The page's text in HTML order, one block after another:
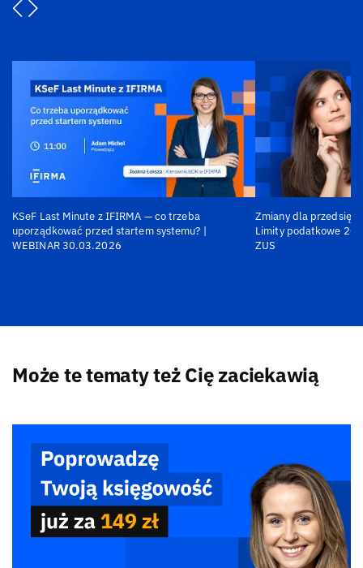
KSeF Last Minute z IFIRMA — co trzeba
uporządkować przed startem systemu? |
WEBINAR 30.03.2026
Zmiany dla
Limity podatkowe
ZUS
Może te tematy też Cię zaciekawią